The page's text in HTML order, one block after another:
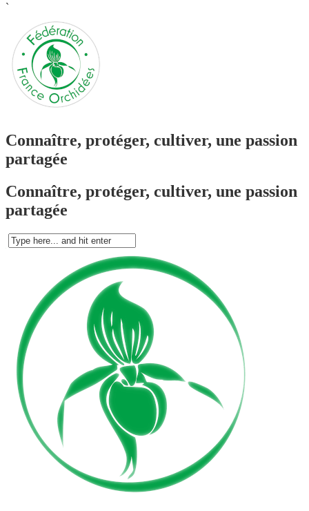
`
Connaître, protéger, cultiver, une passion
partagée
Connaître, protéger, cultiver, une passion
partagée